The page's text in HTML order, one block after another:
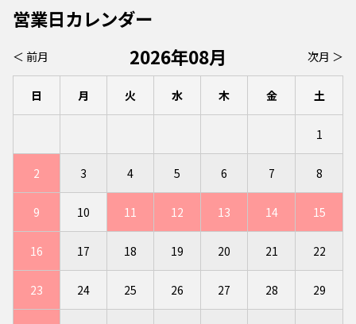
営業日カレンダー
＜ 前月 2026年08月 次月 ＞
日 月 火 水 木 金 土
1
2 3 4 5 6 7 8
9 10 11 12 13 14 15
16 17 18 19 20 21 22
23 24 25 26 27 28 29